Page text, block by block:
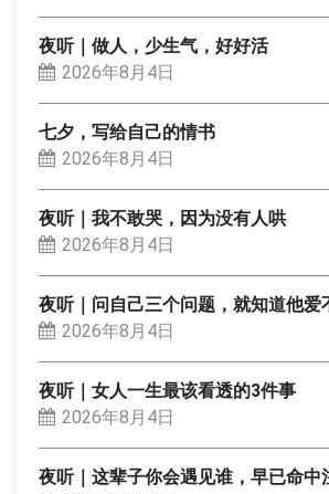
夜听｜做人，少生气，好好活
2026年8月4日
七夕，写给自己的情书
2026年8月4日
夜听｜我不敢哭，因为没有人哄
2026年8月4日
夜听｜问自己三个问题，就知道他爱
2026年8月4日
夜听｜女人一生最该看透的3件事
2026年8月4日
夜听｜这辈子你会遇见谁，早已命中